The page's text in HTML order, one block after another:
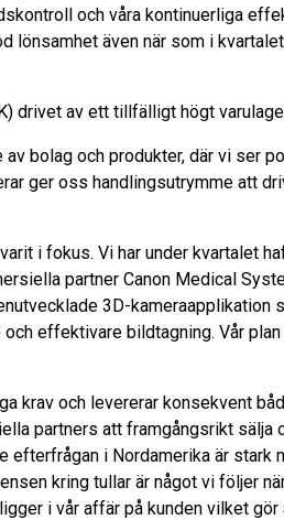
och våra kontinuerliga
lönsamhet även när som i
drivet av ett tillfälligt högt
bolag och produkter, där vi ser
ger oss handlingsutrymme att
i fokus. Vi har under kvartalet
partner Canon Medical
3D-kameraapplikation
effektivare bildtagning. Vår
krav och levererar konsekvent
partners att framgångsrikt sälja
efterfrågan i Nordamerika är stark
kring tullar är något vi följer
i vår affär på kunden vilket